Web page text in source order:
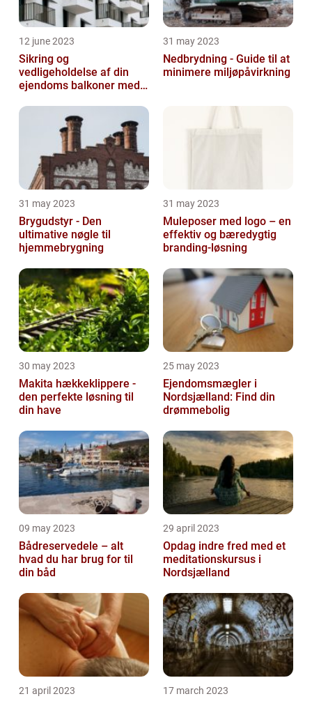
12 june 2023
Sikring og
vedligeholdelse af din
ejendoms balkoner med
31 may 2023
Nedbrydning - Guide til at
minimere miljøpåvirkning
31 may 2023
Brygudstyr - Den
ultimative nøgle til
hjemmebrygning
31 may 2023
Muleposer med logo – en
effektiv og bæredygtig
branding-løsning
30 may 2023
Makita hækkeklippere -
den perfekte løsning til
din have
25 may 2023
Ejendomsmægler i
Nordsjælland: Find din
drømmebolig
09 may 2023
Bådreservedele – alt
hvad du har brug for til
din båd
29 april 2023
Opdag indre fred med et
meditationskursus i
Nordsjælland
21 april 2023 17 march 2023